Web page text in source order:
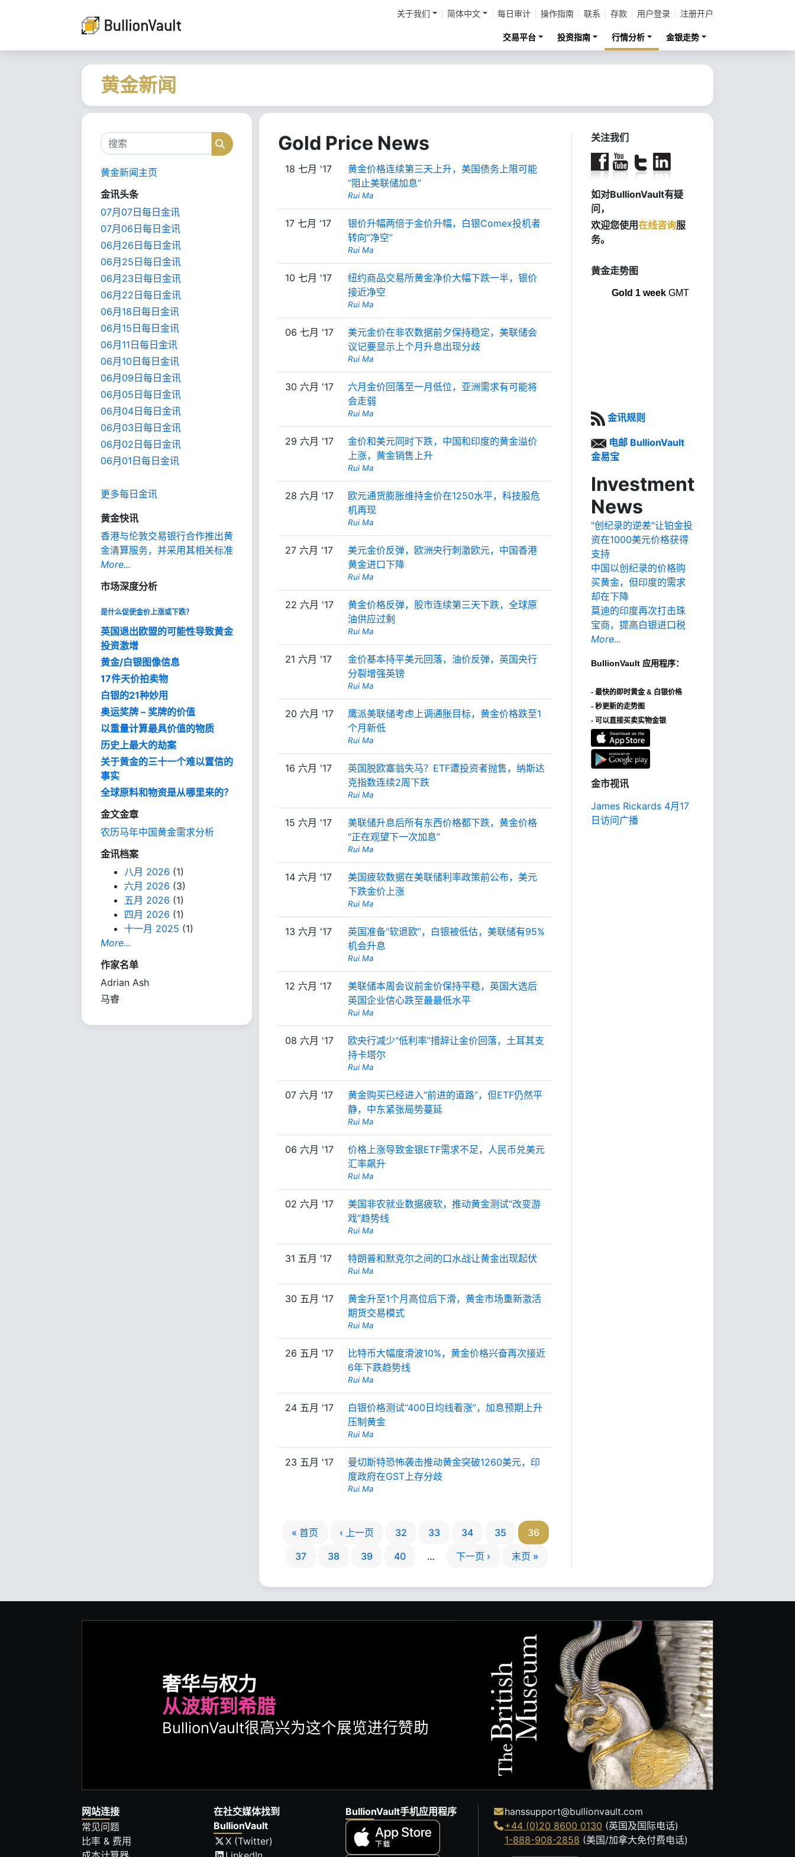
关于我们 简体中文 每日审计 操作指南 联系 存款 用户登录 注册开户
交易平台 投资指南 行情分析 金银走势
黄金新闻
搜索 搜索
黄金新闻主页
金讯头条
07月07日每日金讯
07月06日每日金讯
06月26日每日金讯
06月25日每日金讯
06月23日每日金讯
06月22日每日金讯
06月18日每日金讯
06月15日每日金讯
06月11日每日金讯
06月10日每日金讯
06月09日每日金讯
06月05日每日金讯
06月04日每日金讯
06月03日每日金讯
06月02日每日金讯
06月01日每日金讯
更多每日金讯
黄金快讯
香港与伦敦交易银行合作推出黄
金清算服务，并采用其相关标准
More...
市场深度分析
是什么促使金价上涨或下跌？
英国退出欧盟的可能性导致黄金
投资激增
黄金/白银图像信息
17件天价拍卖物
白银的21种妙用
奥运奖牌 – 奖牌的价值
以重量计算最具价值的物质
历史上最大的劫案
关于黄金的三十一个难以置信的
事实
全球原料和物资是从哪里来的？
金文金章
农历马年中国黄金需求分析
金讯档案
八月 2026 (1)
六月 2026 (3)
五月 2026 (1)
四月 2026 (1)
十一月 2025 (1)
More...
作家名单
Adrian Ash
马睿
Gold Price News
18 七月 '17
黄金价格连续第三天上升，美国债务上限可能
“阻止美联储加息”
Rui Ma
17 七月 '17
银价升幅两倍于金价升幅，白银Comex投机者
转向“净空”
Rui Ma
10 七月 '17
纽约商品交易所黄金净价大幅下跌一半，银价
接近净空
Rui Ma
06 七月 '17
美元金价在非农数据前夕保持稳定，美联储会
议记要显示上个月升息出现分歧
Rui Ma
30 六月 '17
六月金价回落至一月低位，亚洲需求有可能将
会走弱
Rui Ma
29 六月 '17
金价和美元同时下跌，中国和印度的黄金溢价
上涨，黄金销售上升
Rui Ma
28 六月 '17
欧元通货膨胀维持金价在1250水平，科技股危
机再现
Rui Ma
27 六月 '17
美元金价反弹，欧洲央行刺激欧元，中国香港
黄金进口下降
Rui Ma
22 六月 '17
黄金价格反弹，股市连续第三天下跌，全球原
油供应过剩
Rui Ma
21 六月 '17
金价基本持平美元回落，油价反弹，英国央行
分裂增强英镑
Rui Ma
20 六月 '17
鹰派美联储考虑上调通胀目标，黄金价格跌至1
个月新低
Rui Ma
16 六月 '17
英国脱欧塞翁失马？ETF遭投资者抛售，纳斯达
克指数连续2周下跌
Rui Ma
15 六月 '17
美联储升息后所有东西价格都下跌，黄金价格
“正在观望下一次加息”
Rui Ma
14 六月 '17
美国疲软数据在美联储利率政策前公布，美元
下跌金价上涨
Rui Ma
13 六月 '17
英国准备“软退欧”，白银被低估，美联储有95%
机会升息
Rui Ma
12 六月 '17
美联储本周会议前金价保持平稳，英国大选后
英国企业信心跌至最最低水平
Rui Ma
08 六月 '17
欧央行减少“低利率”措辞让金价回落，土耳其支
持卡塔尔
Rui Ma
07 六月 '17
黄金购买已经进入“前进的道路”，但ETF仍然平
静，中东紧张局势蔓延
Rui Ma
06 六月 '17
价格上涨导致金银ETF需求不足，人民币兑美元
汇率飙升
Rui Ma
02 六月 '17
美国非农就业数据疲软，推动黄金测试“改变游
戏”趋势线
Rui Ma
31 五月 '17 特朗普和默克尔之间的口水战让黄金出现起伏
Rui Ma
30 五月 '17
黄金升至1个月高位后下滑，黄金市场重新激活
期货交易模式
Rui Ma
26 五月 '17
比特币大幅度滑波10%，黄金价格兴奋再次接近
6年下跌趋势线
Rui Ma
24 五月 '17
白银价格测试“400日均线看涨”，加息预期上升
压制黄金
Rui Ma
23 五月 '17
曼切斯特恐怖袭击推动黄金突破1260美元，印
度政府在GST上存分歧
Rui Ma
« 首页 ‹ 上一页 32 33 34 35
36
37
38 39 40 … 下一页 › 末页 »
关注我们
如对BullionVault有疑
问，
欢迎您使用在线咨询服
务。
黄金走势图
Gold 1 weekGMT
金讯规则
电邮 BullionVault
金易宝
Investment
News
"创纪录的逆差"让铂金投
资在1000美元价格获得
支持
中国以创纪录的价格购
买黄金，但印度的需求
却在下降
莫迪的印度再次打击珠
宝商，提高白银进口税
More...
BullionVault 应用程序：
- 最快的即时黄金 & 白银价格
- 秒更新的走势图
- 可以直接买卖实物金银
金市视讯
James Rickards 4月17
日访问广播
奢华与权力
从波斯到希腊
BullionVault很高兴为这个展览进行赞助
网站连接
常见问题
比率 & 费用
在社交媒体找到
BullionVault
X (Twitter)
BullionVault手机应用程序
hanssupport@bullionvault.com
+44 (0)20 8600 0130 (英国及国际电话)
1-888-908-2858 (美国/加拿大免付费电话)